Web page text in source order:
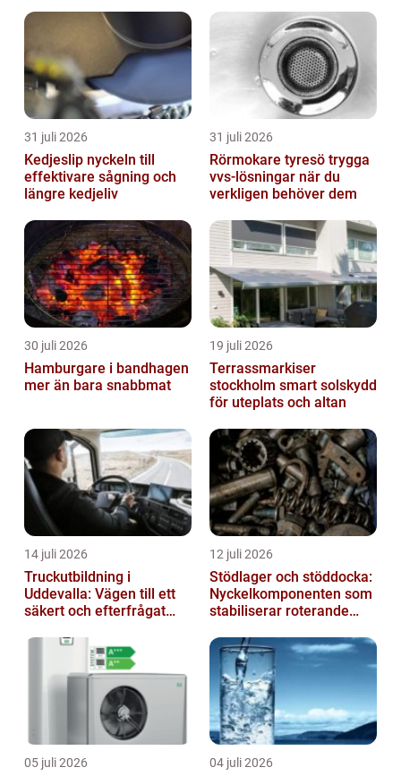
31 juli 2026
Kedjeslip nyckeln till
effektivare sågning och
längre kedjeliv
31 juli 2026
Rörmokare tyresö trygga
vvs-lösningar när du
verkligen behöver dem
30 juli 2026
Hamburgare i bandhagen
mer än bara snabbmat
19 juli 2026
Terrassmarkiser
stockholm smart solskydd
för uteplats och altan
14 juli 2026
Truckutbildning i
Uddevalla: Vägen till ett
säkert och efterfrågat
12 juli 2026
Stödlager och stöddocka:
Nyckelkomponenten som
stabiliserar roterande
05 juli 2026 04 juli 2026